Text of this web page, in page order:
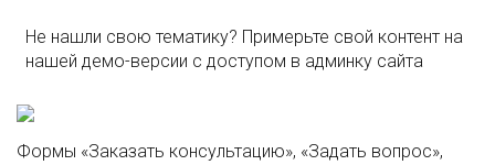
Не нашли свою тематику? Примерьте свой контент на
нашей демо-версии с доступом в админку сайта
Формы «Заказать консультацию», «Задать вопрос»,